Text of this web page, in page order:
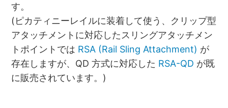
す。
(ピカティニーレイルに装着して使う、クリップ型
アタッチメントに対応したスリングアタッチメン
トポイントでは RSA (Rail Sling Attachment) が
存在しますが、QD 方式に対応した RSA-QD が既
に販売されています。)